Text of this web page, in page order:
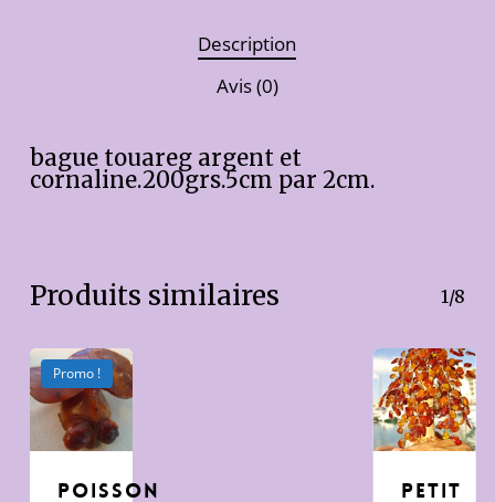
Description
Avis (0)
bague touareg argent et
cornaline.200grs.5cm par 2cm.
Produits similaires 1/8
Promo !
Poisson Petit